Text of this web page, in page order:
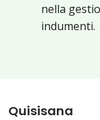
nella
indumenti.
Quisisana